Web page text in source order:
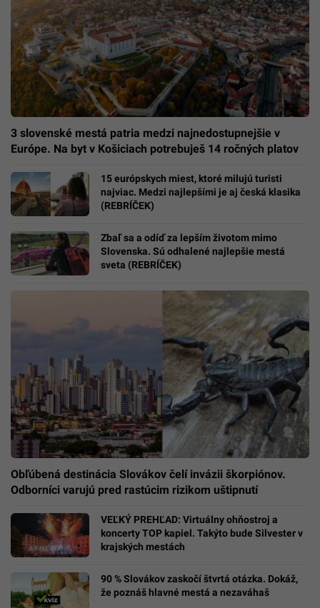
3 slovenské mestá patria medzi najnedostupnejšie v
Európe. Na byt v Košiciach potrebuješ 14 ročných platov
15 európskych miest, ktoré milujú turisti
najviac. Medzi najlepšími je aj česká klasika
(REBRÍČEK)
Zbaľ sa a odíď za lepším životom mimo
Slovenska. Sú odhalené najlepšie mestá
sveta (REBRÍČEK)
Obľúbená destinácia Slovákov čelí invázii škorpiónov.
Odborníci varujú pred rastúcim rizikom uštipnutí
VEĽKÝ PREHĽAD: Virtuálny ohňostroj a
koncerty TOP kapiel. Takýto bude Silvester v
krajských mestách
90 % Slovákov zaskočí štvrtá otázka. Dokáž,
že poznáš hlavné mestá a nezaváhaš